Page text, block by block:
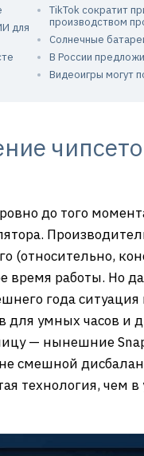
для
TikTok сократит
производством
Солнечные
В России
Видеоигры могут
до того
(относительно,
работы. Но
года
умных часов и
— нынешние
смешной
технология, чем